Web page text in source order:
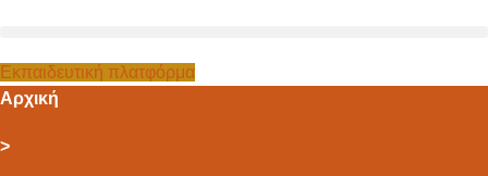
Εκπαιδευτική πλατφόρμα
Αρχική
>